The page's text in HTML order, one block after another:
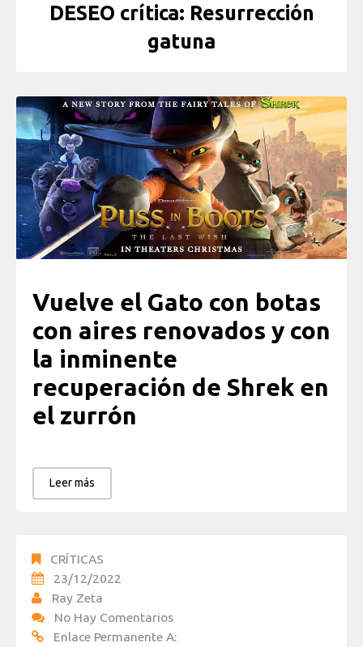
DESEO crítica: Resurrección
gatuna
Vuelve el Gato con botas
con aires renovados y con
la inminente
recuperación de Shrek en
el zurrón
Leer más
CRÍTICAS
23/12/2022
Ray Zeta
No Hay Comentarios
Enlace Permanente A: